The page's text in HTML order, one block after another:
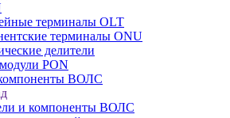
терминалы OLT
терминалы ONU
делители
PON
ВОЛС
и компоненты ВОЛС